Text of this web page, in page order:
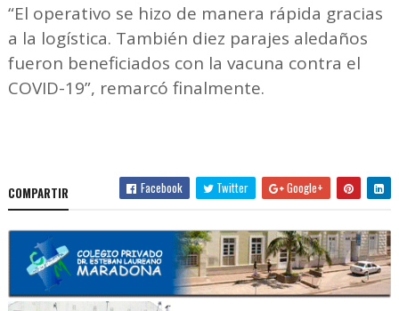
“El operativo se hizo de manera rápida gracias
a la logística. También diez parajes aledaños
fueron beneficiados con la vacuna contra el
COVID-19”, remarcó finalmente.
COMPARTIR Facebook Twitter Google+